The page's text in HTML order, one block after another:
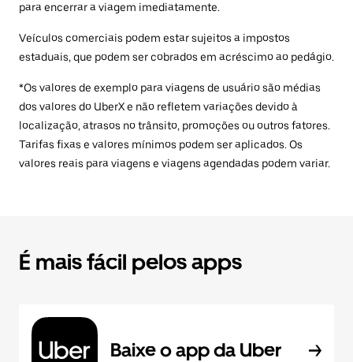
para encerrar a viagem imediatamente.
Veículos comerciais podem estar sujeitos a impostos
estaduais, que podem ser cobrados em acréscimo ao pedágio.
*Os valores de exemplo para viagens de usuário são médias
dos valores do UberX e não refletem variações devido à
localização, atrasos no trânsito, promoções ou outros fatores.
Tarifas fixas e valores mínimos podem ser aplicados. Os
valores reais para viagens e viagens agendadas podem variar.
É mais fácil pelos apps
Baixe o app da Uber